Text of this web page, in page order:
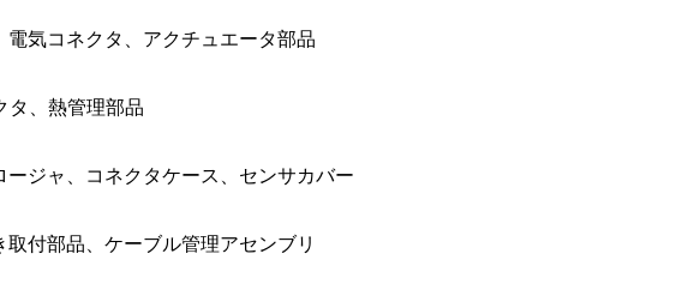
気コネクタ、アクチュエータ部品
タ、熱管理部品
ージャ、コネクタケース、センサカバー
付部品、ケーブル管理アセンブリ